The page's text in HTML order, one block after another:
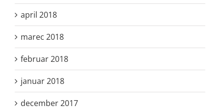
april 2018
marec 2018
februar 2018
januar 2018
december 2017